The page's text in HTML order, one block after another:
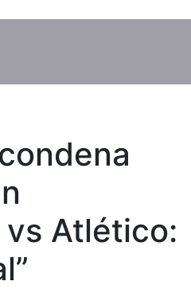
vs Atlético: